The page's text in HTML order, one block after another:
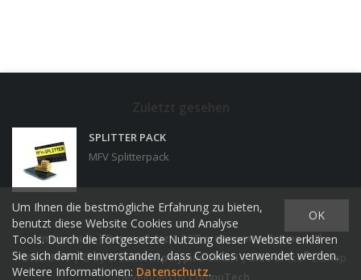
SPLITTER PACK
MFV Splitterpack
Impressum|Datenschutz|AGB creanorm polypins und
POWERPAY| © bycreanorm polypins GmbH|blue office®E-Shop
- Developed byCompuTech
OK
Um Ihnen die bestmögliche Erfahrung zu bieten,
benutzt diese Website Cookies und Analyse
Tools. Durch die fortgesetzte Nutzung dieser Website erklären
Sie sich damit einverstanden, dass Cookies verwendet werden.
Weitere Informationen: Datenschutz.